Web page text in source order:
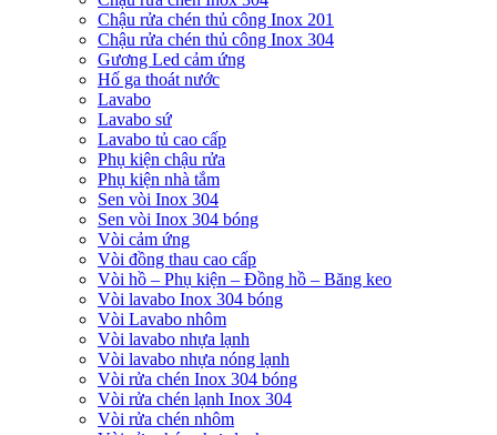
Chậu rửa chén thủ công Inox 201
Chậu rửa chén thủ công Inox 304
Gương Led cảm ứng
Hố ga thoát nước
Lavabo
Lavabo sứ
Lavabo tủ cao cấp
Phụ kiện chậu rửa
Phụ kiện nhà tắm
Sen vòi Inox 304
Sen vòi Inox 304 bóng
Vòi cảm ứng
Vòi đồng thau cao cấp
Vòi hồ – Phụ kiện – Đồng hồ – Băng keo
Vòi lavabo Inox 304 bóng
Vòi Lavabo nhôm
Vòi lavabo nhựa lạnh
Vòi lavabo nhựa nóng lạnh
Vòi rửa chén Inox 304 bóng
Vòi rửa chén lạnh Inox 304
Vòi rửa chén nhôm